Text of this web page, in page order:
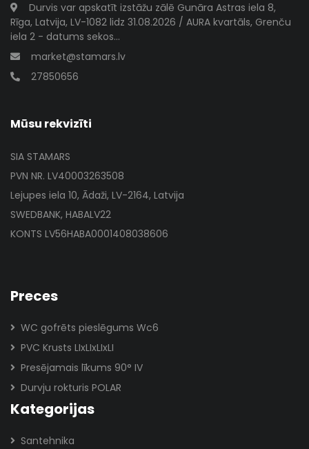
Durvis var apskatīt izstāžu zālē Gunāra Astras iela 8,
Rīga, Latvija, LV-1082 lidz 31.08.2026 / AURA kvartāls, Grenču
iela 2 - datums sekos...
market@stamars.lv
27850656
Mūsu rekvizīti
SIA STAMARS
PVN NR. LV40003263508
Lejupes iela 10, Ādaži, LV-2164, Latvija
SWEDBANK, HABALV22
KONTS LV56HABA0001408038606
Preces
WC gofrēts pieslēgums Wc6
PVC Krusts LIxLIxLIxLI
Presējamais līkums 90° IV
Durvju rokturis POLAR
Kategorijas
Santehnika